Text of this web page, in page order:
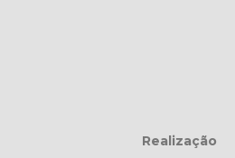
Realização